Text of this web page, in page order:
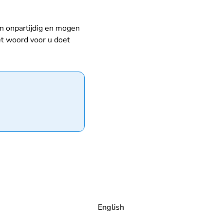
onpartijdig en mogen
woord voor u doet
English